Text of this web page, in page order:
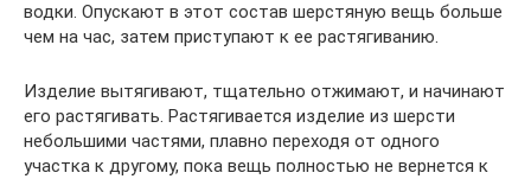
водки. Опускают в этот состав шерстяную вещь больше
чем на час, затем приступают к ее растягиванию.
Изделие вытягивают, тщательно отжимают, и начинают
его растягивать. Растягивается изделие из шерсти
небольшими частями, плавно переходя от одного
участка к другому, пока вещь полностью не вернется к